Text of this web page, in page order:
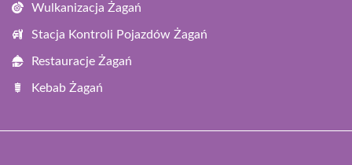
Wulkanizacja Żagań
Stacja Kontroli Pojazdów Żagań
Restauracje Żagań
Kebab Żagań